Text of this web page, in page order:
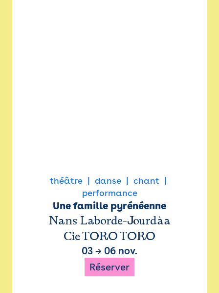
théâtre danse
chant
performance
Une famille pyrénéenne
Nans Laborde-Jourdàa
Cie TORO TORO
03 → 06 nov.
Réserver